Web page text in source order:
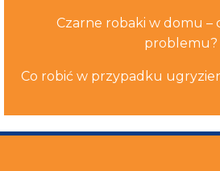
Czarne robaki w domu –
problemu?
Co robić w przypadku